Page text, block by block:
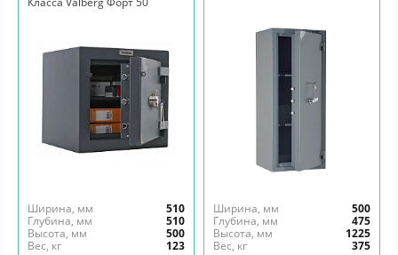
Ширина, мм
510
Глубина, мм
510
Высота, мм
500
Вес, кг
123
Ширина, мм
500
Глубина, мм
475
Высота, мм
1225
Вес, кг
375